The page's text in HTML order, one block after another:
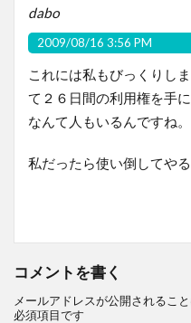
dabo
2009/08/16 3:56 PM
これには私もびっくりし
て２６日間の利用権を手
なんて人もいるんですね
私だったら使い倒してやる
コメントを書く
メールアドレスが公開されること
必須項目です